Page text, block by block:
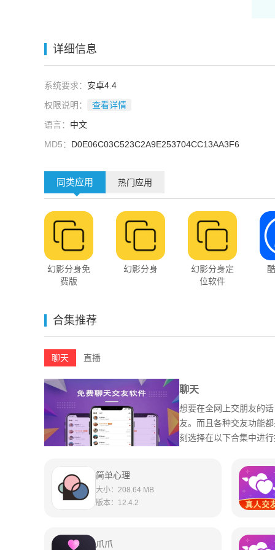
详细信息
系统要求： 安卓4.4
权限说明：
查看详情
语言： 中文
MD5： D0E06C03C523C2A9E253704CC13AA3F6
同类应用 热门应用
幻影分身免
费版
幻影分身
幻影分身定
位软件
合集推荐
聊天 直播
聊天
想要在全网上交朋友的
友。而且各种交友功能
刻选择在以下合集中进
简单心理
大小： 208.64 MB
版本： 12.4.2
爪爪